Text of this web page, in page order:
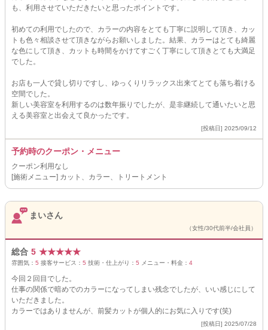
も、利用させていただきたいと思ったポイントです。
初めての利用でしたので、カラーの内容をとても丁寧に説明して頂き、カッ
トも色々相談させて頂きながらお願いしました。結果、カラーはとても綺麗
な色にして頂き、カットも時間をかけてすごく丁寧にして頂きとても大満足
でした。
お店も一人で貸し切りですし、ゆっくりリラックス出来てとても落ち着ける
空間でした。
新しい美容室を利用するのは数年振りでしたが、是非継続して通いたいと思
える美容室と出会えて良かったです。
[投稿日] 2025/09/12
予約時のクーポン・メニュー
クーポン利用なし
[施術メニュー] カット、カラー、トリートメント
まいさん
（女性/30代前半/会社員）
総合 5 ★★★★★
雰囲気： 5 接客サービス： 5 技術・仕上がり： 5 メニュー・料金： 4
今回２回目でした。
仕事の関係で暗めでのカラーになってしまい残念でしたが、いい感じにして
いただきました。
カラーではありませんが、前髪カットが個人的にお気に入りです(笑)
[投稿日] 2025/07/28